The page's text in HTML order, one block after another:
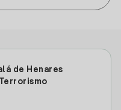
de Henares